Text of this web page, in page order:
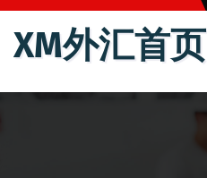
跳
XM外汇首页